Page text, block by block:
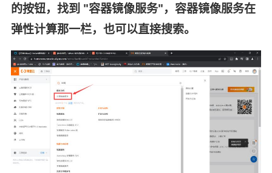
的按钮，找到 "容器镜像服务"，容器镜像服务在
弹性计算那一栏，也可以直接搜索。